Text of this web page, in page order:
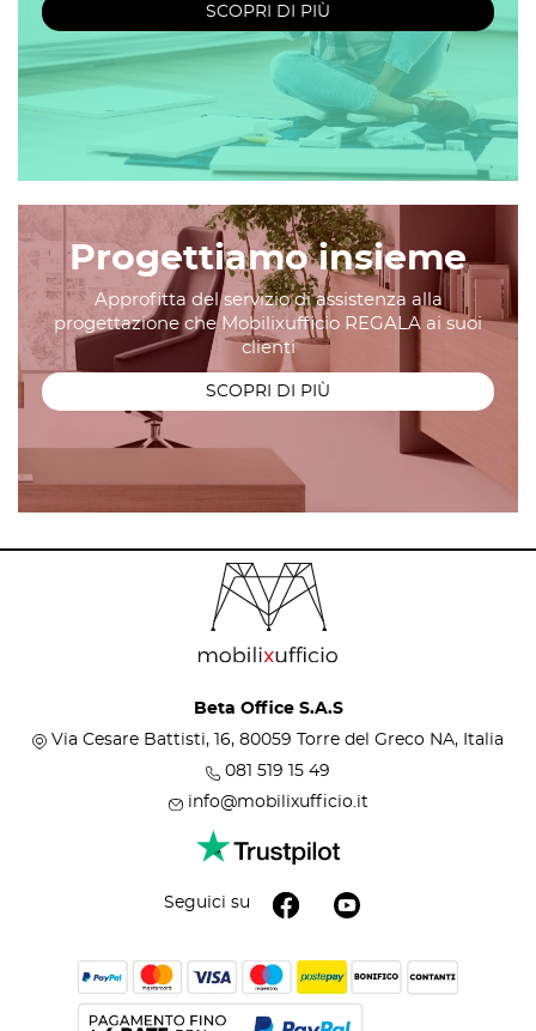
SCOPRI DI PIÙ
Progettiamo insieme
Approfitta del servizio di assistenza alla
progettazione che Mobilixufficio REGALA ai suoi
clienti
SCOPRI DI PIÙ
Beta Office S.A.S
Via Cesare Battisti, 16, 80059 Torre del Greco NA, Italia
081 519 15 49
info@mobilixufficio.it
Seguici su